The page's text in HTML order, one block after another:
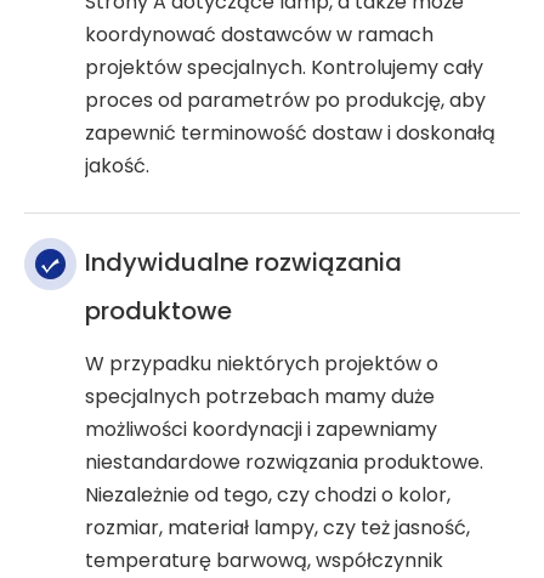
koordynować dostawców w ramach
projektów specjalnych. Kontrolujemy cały
proces od parametrów po produkcję, aby
zapewnić terminowość dostaw i doskonałą
jakość.
Indywidualne rozwiązania
produktowe
W przypadku niektórych projektów o
specjalnych potrzebach mamy duże
możliwości koordynacji i zapewniamy
niestandardowe rozwiązania produktowe.
Niezależnie od tego, czy chodzi o kolor,
rozmiar, materiał lampy, czy też jasność,
temperaturę barwową, współczynnik